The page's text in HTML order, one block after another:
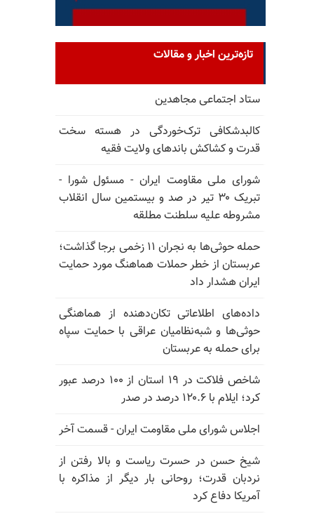
تازه‌ترین اخبار و مقالات
ستاد اجتماعی مجاهدین
کالبدشکافی ترک‌خوردگی در هسته سخت
قدرت و کشاکش باندهای ولایت فقیه
شورای ملی مقاومت ایران - مسئول شورا -
تبریک ۳۰ تیر در صد و بیستمین سال انقلاب
مشروطه علیه سلطنت مطلقه
حمله حوثی‌ها به نجران ۱۱ زخمی برجا گذاشت؛
عربستان از خطر حملات هماهنگ مورد حمایت
ایران هشدار داد
داده‌های اطلاعاتی تکان‌دهنده از هماهنگی
حوثی‌ها و شبه‌نظامیان عراقی با حمایت سپاه
برای حمله به عربستان
شاخص فلاکت در ۱۹ استان از ۱۰۰ درصد عبور
کرد؛ ایلام با ۱۲۰.۶ درصد در صدر
اجلاس شورای ملی مقاومت ایران - قسمت آخر
شیخ حسن در حسرت ریاست و بالا رفتن از
نردبان قدرت؛ روحانی بار دیگر از مذاکره با
آمریکا دفاع کرد